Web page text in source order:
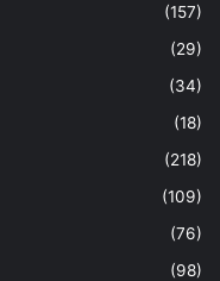
(157)
(29)
(34)
(18)
(218)
(109)
(76)
(98)